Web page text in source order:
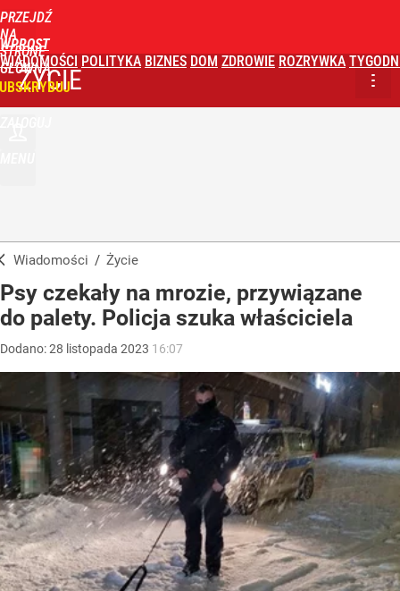
PRZEJDŹ
NA
STRONĘ
GŁÓWNĄ
WPROST
WIADOMOŚCI POLITYKA BIZNES DOM ZDROWIE ROZRYWKA
ŻYCIE
Wiadomości / Życie
Psy czekały na mrozie, przywiązane
do palety. Policja szuka właściciela
Dodano:28 listopada 2023 16:07